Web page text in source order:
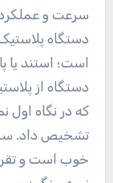
سرعت و
دستگاه
است؛ استند
دستگاه از
که در نگاه اول
تشخیص داد.
خوب است و